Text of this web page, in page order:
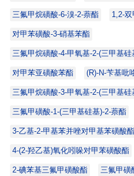
三氟甲烷磺酸-6-溴-2-萘酯 1,2-
对甲苯磺酸-3-硝基苯酯
三氟甲烷磺酸-4-甲氧基-2-(三甲基硅
对甲苯亚磺酸苯酯 (R)-N-苄基吡
三氟甲烷磺酸-3-甲氧基-2-(三甲基硅
三氟甲磺酸-1-(三甲基硅基)-2-萘酯
3-乙基-2-甲基苯并唑对甲基苯磺酸酯
4-(2-羟乙基)氧化吲哚对甲苯磺酸酯
2-碘苯基三氟甲磺酸酯 三氟甲磺